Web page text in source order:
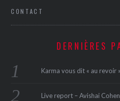
CONTACT
DERNIÈRES
Karma vous dit « au revoir »
Live report – Avishai